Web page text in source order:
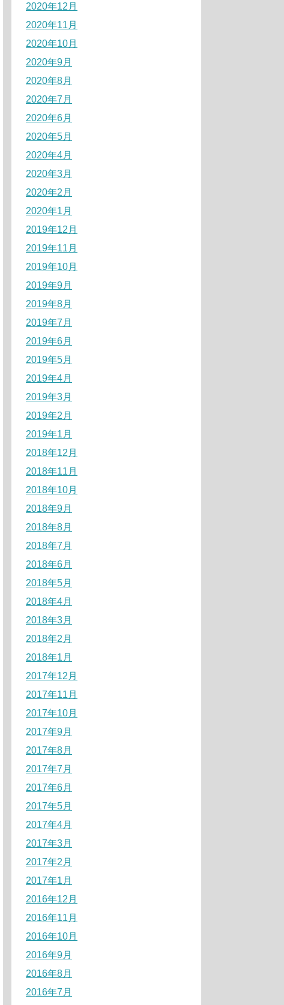
2020年12月
2020年11月
2020年10月
2020年9月
2020年8月
2020年7月
2020年6月
2020年5月
2020年4月
2020年3月
2020年2月
2020年1月
2019年12月
2019年11月
2019年10月
2019年9月
2019年8月
2019年7月
2019年6月
2019年5月
2019年4月
2019年3月
2019年2月
2019年1月
2018年12月
2018年11月
2018年10月
2018年9月
2018年8月
2018年7月
2018年6月
2018年5月
2018年4月
2018年3月
2018年2月
2018年1月
2017年12月
2017年11月
2017年10月
2017年9月
2017年8月
2017年7月
2017年6月
2017年5月
2017年4月
2017年3月
2017年2月
2017年1月
2016年12月
2016年11月
2016年10月
2016年9月
2016年8月
2016年7月